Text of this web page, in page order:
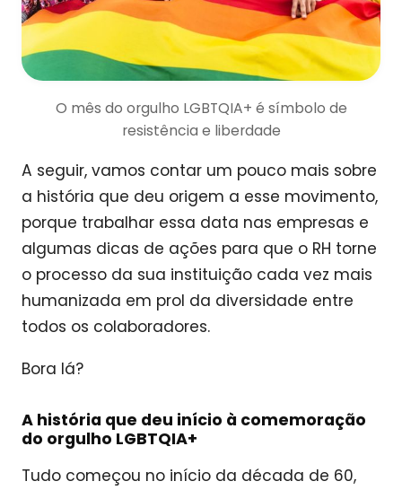
O mês do orgulho LGBTQIA+ é símbolo de
resistência e liberdade
A seguir, vamos contar um pouco mais sobre
a história que deu origem a esse movimento,
porque trabalhar essa data nas empresas e
algumas dicas de ações para que o RH torne
o processo da sua instituição cada vez mais
humanizada em prol da diversidade entre
todos os colaboradores.
Bora lá?
A história que deu início à comemoração
do orgulho LGBTQIA+
Tudo começou no início da década de 60,